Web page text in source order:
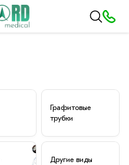
Графитовые
трубки
Другие виды